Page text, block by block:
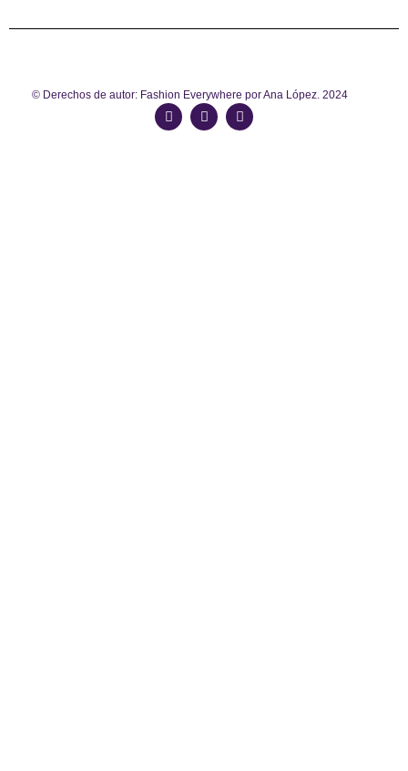
© Derechos de autor: Fashion Everywhere por Ana López. 2024